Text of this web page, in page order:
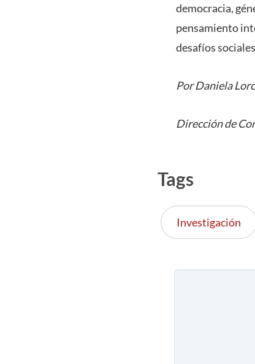
democracia,
pensamiento
desafíos
Por Daniela
Dirección de
Tags
Investigación